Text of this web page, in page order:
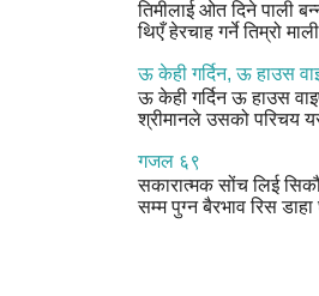
तिमीलाई ओत दिने पाली
थिएँ हेरचाह गर्ने तिम्रो
ऊ केही गर्दिन, ऊ हाउस
ऊ केही गर्दिन ऊ हाउस
श्रीमानले उसको परिचय
गजल ६९
सकारात्मक सोंच लिई
सम्म पुग्न बैरभाव रिस